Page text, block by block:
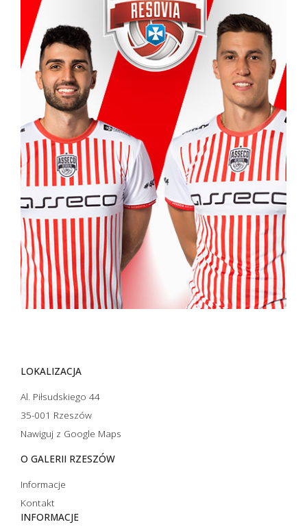
LOKALIZACJA
Al. Piłsudskiego 44
35-001 Rzeszów
Nawiguj z Google Maps
O GALERII RZESZÓW
Informacje
Kontakt
INFORMACJE